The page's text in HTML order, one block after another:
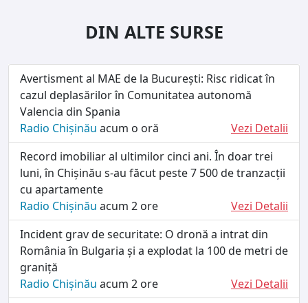
DIN ALTE SURSE
Avertisment al MAE de la București: Risc ridicat în
cazul deplasărilor în Comunitatea autonomă
Valencia din Spania
Radio Chișinău acum o oră
Vezi Detalii
Record imobiliar al ultimilor cinci ani. În doar trei
luni, în Chișinău s-au făcut peste 7 500 de tranzacții
cu apartamente
Radio Chișinău acum 2 ore
Vezi Detalii
Incident grav de securitate: O dronă a intrat din
România în Bulgaria și a explodat la 100 de metri de
graniță
Radio Chișinău acum 2 ore
Vezi Detalii